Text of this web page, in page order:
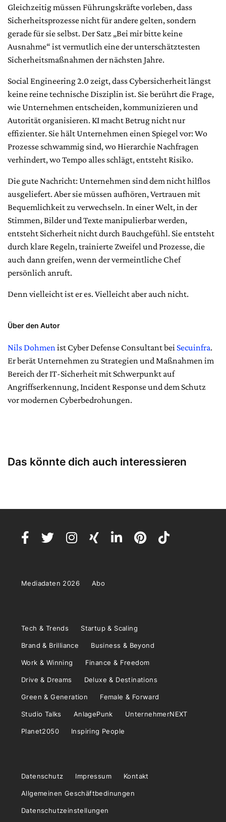
Gleichzeitig müssen Führungskräfte vorleben, dass
Sicherheitsprozesse nicht für andere gelten, sondern
gerade für sie selbst. Der Satz „Bei mir bitte keine
Ausnahme“ ist vermutlich eine der unterschätztesten
Sicherheitsmaßnahmen der nächsten Jahre.
Social Engineering 2.0 zeigt, dass Cybersicherheit längst
keine reine technische Disziplin ist. Sie berührt die Frage,
wie Unternehmen entscheiden, kommunizieren und
Autorität organisieren. KI macht Betrug nicht nur
effizienter. Sie hält Unternehmen einen Spiegel vor: Wo
Prozesse schwammig sind, wo Hierarchie Nachfragen
verhindert, wo Tempo alles schlägt, entsteht Risiko.
Die gute Nachricht: Unternehmen sind dem nicht hilflos
ausgeliefert. Aber sie müssen aufhören, Vertrauen mit
Bequemlichkeit zu verwechseln. In einer Welt, in der
Stimmen, Bilder und Texte manipulierbar werden,
entsteht Sicherheit nicht durch Bauchgefühl. Sie entsteht
durch klare Regeln, trainierte Zweifel und Prozesse, die
auch dann greifen, wenn der vermeintliche Chef
persönlich anruft.
Denn vielleicht ist er es. Vielleicht aber auch nicht.
Über den Autor
Nils Dohmenist Cyber Defense Consultant bei Secuinfra.
Er berät Unternehmen zu Strategien und Maßnahmen im
Bereich der IT-Sicherheit mit Schwerpunkt auf
Angriffserkennung, Incident Response und dem Schutz
vor modernen Cyberbedrohungen.
Das könnte dich auch interessieren
Mediadaten 2026 Abo
Tech & Trends Startup & Scaling
Brand & Brilliance Business & Beyond
Work & Winning Finance & Freedom
Drive & Dreams Deluxe & Destinations
Green & Generation Female & Forward
Studio Talks AnlagePunk UnternehmerNEXT
Planet2050 Inspiring People
Datenschutz Impressum Kontakt
Allgemeinen Geschäftbedinungen
Datenschutzeinstellungen